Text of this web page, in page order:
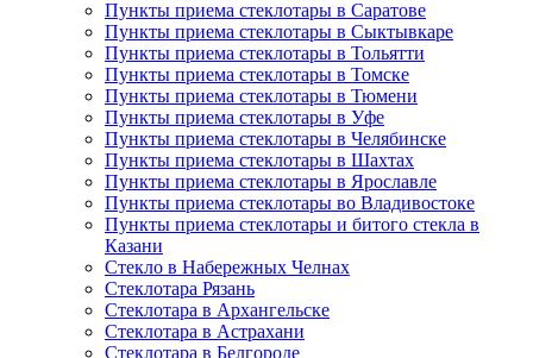
Пункты приема стеклотары в Саратове
Пункты приема стеклотары в Сыктывкаре
Пункты приема стеклотары в Тольятти
Пункты приема стеклотары в Томске
Пункты приема стеклотары в Тюмени
Пункты приема стеклотары в Уфе
Пункты приема стеклотары в Челябинске
Пункты приема стеклотары в Шахтах
Пункты приема стеклотары в Ярославле
Пункты приема стеклотары во Владивостоке
Пункты приема стеклотары и битого стекла в
Казани
Стекло в Набережных Челнах
Стеклотара Рязань
Стеклотара в Архангельске
Стеклотара в Астрахани
Стеклотара в Белгороде